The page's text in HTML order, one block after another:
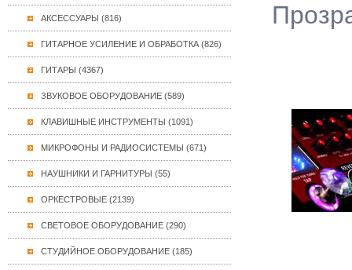
АКСЕССУАРЫ (816)
ГИТАРНОЕ УСИЛЕНИЕ И ОБРАБОТКА (826)
ГИТАРЫ (4367)
ЗВУКОВОЕ ОБОРУДОВАНИЕ (589)
КЛАВИШНЫЕ ИНСТРУМЕНТЫ (1091)
МИКРОФОНЫ И РАДИОСИСТЕМЫ (671)
НАУШНИКИ И ГАРНИТУРЫ (55)
ОРКЕСТРОВЫЕ (2139)
СВЕТОВОЕ ОБОРУДОВАНИЕ (290)
СТУДИЙНОЕ ОБОРУДОВАНИЕ (185)